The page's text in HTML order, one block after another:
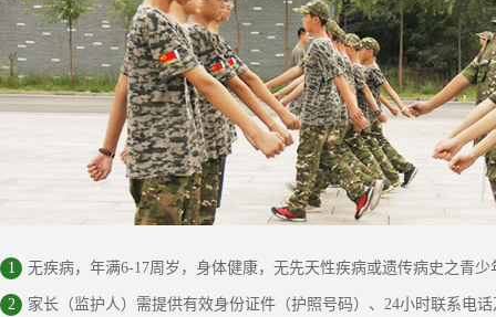
1 无疾病，年满6-17周岁，身体健康，无先天性疾病或遗传病史之青
2
家长（监护人）需提供有效身份证件（护照号码）、24小时联系电